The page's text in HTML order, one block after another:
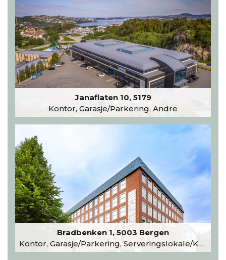
Janaflaten 10, 5179
Kontor, Garasje/Parkering, Andre
Bradbenken 1, 5003 Bergen
Kontor, Garasje/Parkering, Serveringslokale/Kantine, Undervisning/Arrangement